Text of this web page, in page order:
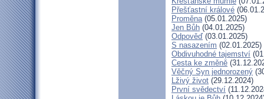
Přešťastní králové
Proměna(05.01.2025)
Jen Bůh (04.01.2025)
Odpověď (03.01.2025)
S nasazením (02.01.2025)
Obdivuhodné tajemství
Cesta ke změně
Věčný Syn jednorozený
Lživý život (29.12.2024)
První svědectví